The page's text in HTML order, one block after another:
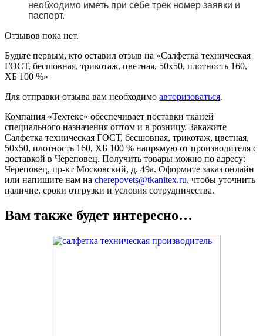
необходимо иметь при себе трек номер заявки и
паспорт.
Отзывов пока нет.
Будьте первым, кто оставил отзыв на «Салфетка техническая
ГОСТ, бесшовная, трикотаж, цветная, 50х50, плотность 160,
ХБ 100 %»
Для отправки отзыва вам необходимо авторизоваться.
Компания «Техтекс» обеспечивает поставки тканей
специального назначения оптом и в розницу. Закажите
Салфетка техническая ГОСТ, бесшовная, трикотаж, цветная,
50х50, плотность 160, ХБ 100 % напрямую от производителя с
доставкой в Череповец. Получить товары можно по адресу:
Череповец, пр-кт Московский, д. 49а. Оформите заказ онлайн
или напишите нам на cherepovets@tkanitex.ru, чтобы уточнить
наличие, сроки отгрузки и условия сотрудничества.
Вам также будет интересно…